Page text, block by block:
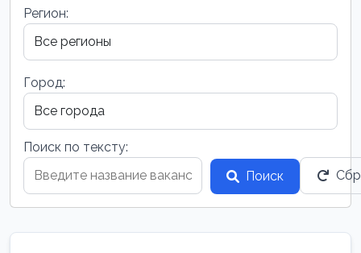
Регион:
Город:
Поиск по тексту:
Поиск